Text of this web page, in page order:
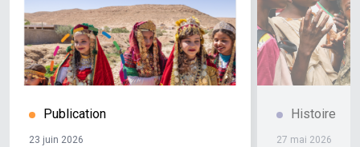
Publication
23 juin 2026
Histoire
27 mai 2026